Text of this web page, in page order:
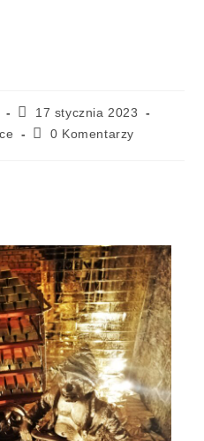
17 stycznia 2023
0 Komentarzy